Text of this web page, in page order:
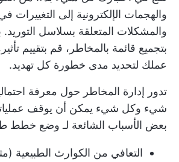
والهجمات الإلكترونية إلى التغييرات
والمشكلات المتعلقة بسلاسل
بتجميع قائمة بالمخاطر، قم بتقييم
عملك لتحديد مدى خطورة كل تهديد.
تدور إدارة المخاطر حول معرفة
شيء وكل شيء يمكن أن يوقف
بعض الأسباب الشائعة لـ وضع خطط
التعافي من الكوارث الطبيعية